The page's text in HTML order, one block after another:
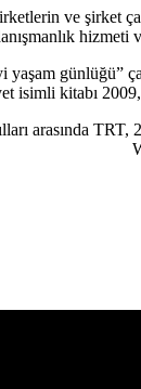
ve şirket
hizmeti
yaşam
isimli kitabı
arasında